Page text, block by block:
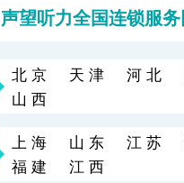
声望听力全国连锁服
北京 天津 河北
山西
上海 山东 江苏
福建
江西